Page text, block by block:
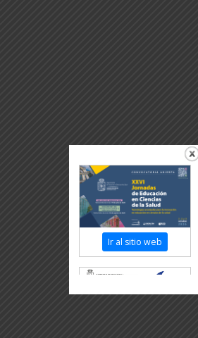
Ir al sitio web